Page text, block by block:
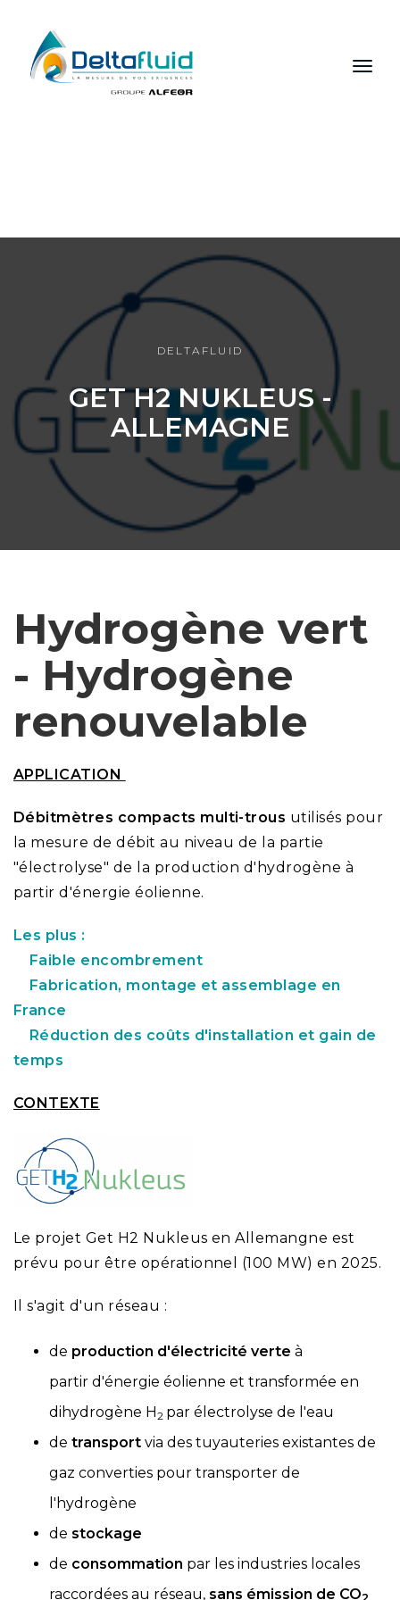
DELTAFLUID
GET H2 NUKLEUS -
ALLEMAGNE
Hydrogène vert
- Hydrogène
renouvelable
APPLICATION
Débitmètres compacts multi-trous utilisés pour
la mesure de débit au niveau de la partie
"électrolyse" de la production d'hydrogène à
partir d'énergie éolienne.
Les plus :
Faible encombrement
Fabrication, montage et assemblage en
France
Réduction des coûts d'installation et gain de
temps
CONTEXTE
Le projet Get H2 Nukleus en Allemangne est
prévu pour être opérationnel (100 MW) en 2025.
Il s'agit d'un réseau :
de production d'électricité verte à
partir d'énergie éolienne et transformée en
dihydrogène H2 par électrolyse de l'eau
de transport via des tuyauteries existantes de
gaz converties pour transporter de
l'hydrogène
de stockage
de consommation par les industries locales
raccordées au réseau, sans émission de CO